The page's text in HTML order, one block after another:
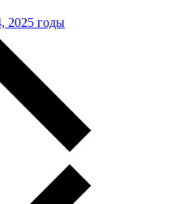
2025 годы